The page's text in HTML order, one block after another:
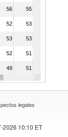
56 55
52 53
53 53
52 51
49 51
48 47 46
legales
2026 10:10 ET